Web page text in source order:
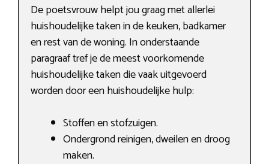
De poetsvrouw helpt jou graag met allerlei
huishoudelijke taken in de keuken, badkamer
en rest van de woning. In onderstaande
paragraaf tref je de meest voorkomende
huishoudelijke taken die vaak uitgevoerd
worden door een huishoudelijke hulp:
Stoffen en stofzuigen.
Ondergrond reinigen, dweilen en droog
maken.